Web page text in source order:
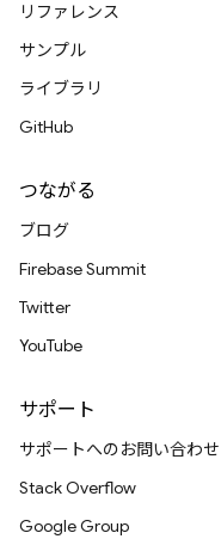
リファレンス
サンプル
ライブラリ
GitHub
つながる
ブログ
Firebase Summit
Twitter
YouTube
サポート
サポートへのお問い合わせ
Stack Overflow
Google Group